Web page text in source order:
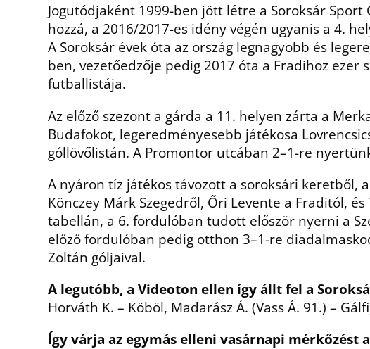
Jogutódjaként 1999-ben jött létre a Soroksár
hozzá, a 2016/2017-es idény végén ugyanis a 4.
A Soroksár évek óta az ország legnagyobb és
ben, vezetőedzője pedig 2017 óta a Fradihoz ezer
futballistája.
Az előző szezont a gárda a 11. helyen zárta a
Budafokot, legeredményesebb játékosa
góllövőlistán. A Promontor utcában 2–1-re
A nyáron tíz játékos távozott a soroksári keretből,
Könczey Márk Szegedről, Őri Levente a Fraditól,
tabellán, a 6. fordulóban tudott először nyerni a
előző fordulóban pedig otthon 3–1-re
Zoltán góljaival.
A legutóbb, a Videoton ellen így állt fel a
Horváth K. – Köböl, Madarász Á. (Vass Á. 91.) –
Így várja az egymás elleni vasárnapi mérkőzést